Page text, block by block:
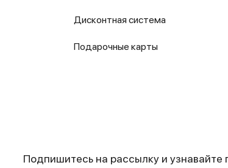
Дисконтная система
Подарочные карты
Подпишитесь на рассылку и узнавайте